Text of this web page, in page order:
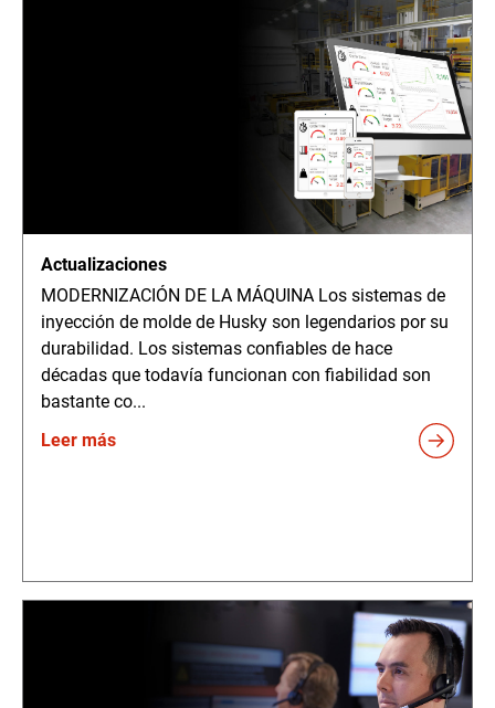
Actualizaciones
MODERNIZACIÓN DE LA MÁQUINA Los sistemas de
inyección de molde de Husky son legendarios por su
durabilidad. Los sistemas confiables de hace
décadas que todavía funcionan con fiabilidad son
bastante co...
Leer más